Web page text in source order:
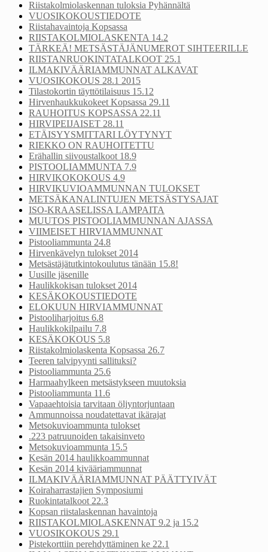
Riistakolmiolaskennan tuloksia Pyhännältä
VUOSIKOKOUSTIEDOTE
Riistahavaintoja Kopsassa
RIISTAKOLMIOLASKENTA 14.2
TÄRKEÄ! METSÄSTÄJÄNUMEROT SIHTEERILLE
RIISTANRUOKINTATALKOOT 25.1
ILMAKIVÄÄRIAMMUNNAT ALKAVAT
VUOSIKOKOUS 28.1 2015
Tilastokortin täyttötilaisuus 15.12
Hirvenhaukkukokeet Kopsassa 29.11
RAUHOITUS KOPSASSA 22.11
HIRVIPEIJAISET 28.11
ETÄISYYSMITTARI LÖYTYNYT
RIEKKO ON RAUHOITETTU
Erähallin siivoustalkoot 18.9
PISTOOLIAMMUNTA 7.9
HIRVIKOKOKOUS 4.9
HIRVIKUVIOAMMUNNAN TULOKSET
METSÄKANALINTUJEN METSÄSTYSAJAT
ISO-KRAASELISSA LAMPAITA
MUUTOS PISTOOLIAMMUNNAN AJASSA
VIIMEISET HIRVIAMMUNNAT
Pistooliammunta 24.8
Hirvenkävelyn tulokset 2014
Metsästäjätutkintokoulutus tänään 15.8!
Uusille jäsenille
Haulikkokisan tulokset 2014
KESÄKOKOUSTIEDOTE
ELOKUUN HIRVIAMMUNNAT
Pistooliharjoitus 6.8
Haulikkokilpailu 7.8
KESÄKOKOUS 5.8
Riistakolmiolaskenta Kopsassa 26.7
Teeren talvipyynti sallituksi?
Pistooliammunta 25.6
Harmaahylkeen metsästykseen muutoksia
Pistooliammunta 11.6
Vapaaehtoisia tarvitaan öljyntorjuntaan
Ammunnoissa noudatettavat ikärajat
Metsokuvioammunta tulokset
.223 patruunoiden takaisinveto
Metsokuvioammunta 15.5
Kesän 2014 haulikkoammunnat
Kesän 2014 kivääriammunnat
ILMAKIVÄÄRIAMMUNNAT PÄÄTTYIVÄT
Koiraharrastajien Symposiumi
Ruokintatalkoot 22.3
Kopsan riistalaskennan havaintoja
RIISTAKOLMIOLASKENNAT 9.2 ja 15.2
VUOSIKOKOUS 29.1
Pistekorttiin perehdyttäminen ke 22.1